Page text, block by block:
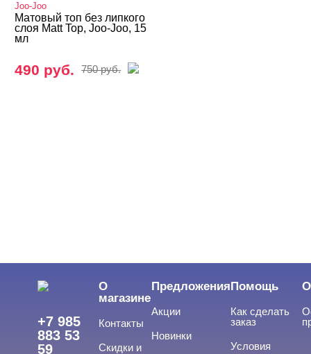
Joo-Joo
Матовый топ без липкого
слоя Matt Top, Joo-Joo, 15
мл
490 руб. 750 руб.
+7 985
883 53
59
О
магазине
Контакты
Скидки и
Предложения
Акции
Новинки
Помощь
Как сделать
заказ
Условия